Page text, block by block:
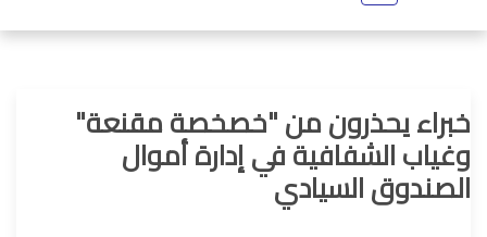
خبراء يحذرون من "خصخصة مقنعة"
وغياب الشفافية في إدارة أموال
الصندوق السيادي